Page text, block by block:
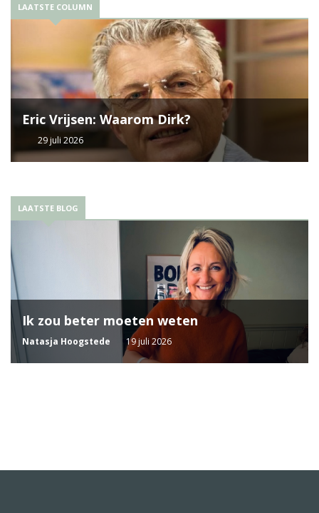
LAATSTE COLUMN
Eric Vrijsen: Waarom Dirk?
29 juli 2026
LAATSTE BLOG
Ik zou beter moeten weten
Natasja Hoogstede 19 juli 2026